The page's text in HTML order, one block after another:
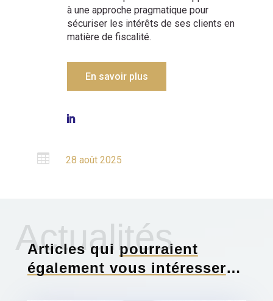
à une approche pragmatique pour
sécuriser les intérêts de ses clients en
matière de fiscalité.
En savoir plus
 28 août 2025
Actualités
Articles quipourraient
également vous intéresser…